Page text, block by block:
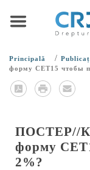
Principală /
форму CET15 чтобы
ПОСТЕР//
форму
2%?